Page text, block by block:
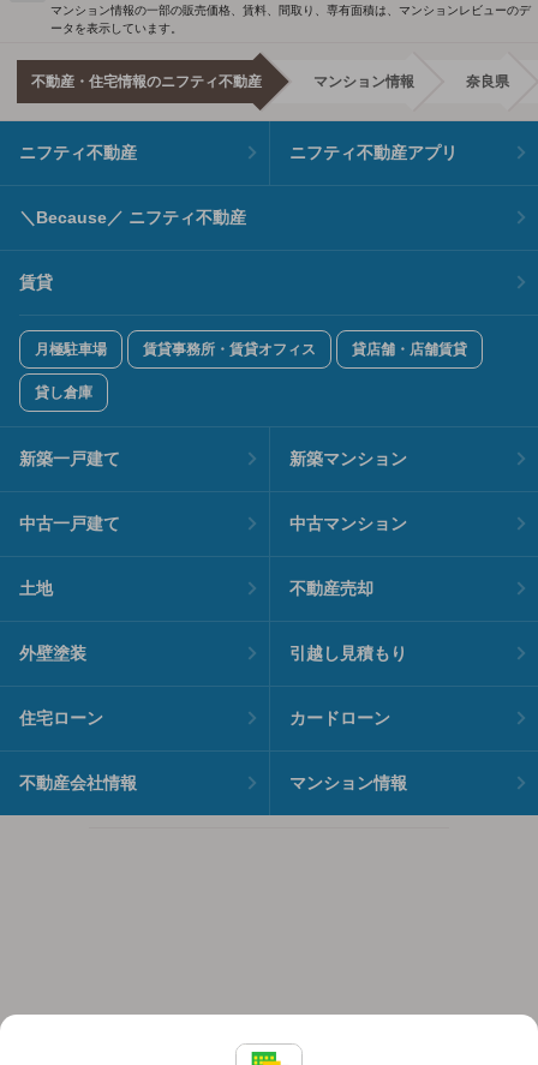
マンション情報の一部の販売価格、賃料、間取り、専有面積は、マンションレビューのデ
ータを表示しています。
不動産・住宅情報のニフティ不動産 マンション情報 奈良県
ニフティ不動産 ニフティ不動産アプリ
＼Because／ ニフティ不動産
賃貸
月極駐車場 賃貸事務所・賃貸オフィス 貸店舗・店舗賃貸
貸し倉庫
新築一戸建て 新築マンション
中古一戸建て 中古マンション
土地 不動産売却
外壁塗装 引越し見積もり
住宅ローン カードローン
不動産会社情報 マンション情報